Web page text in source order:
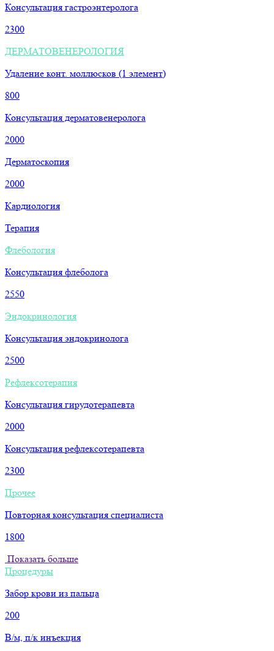
Консультация гастроэнтеролога
2300
ДЕРМАТОВЕНЕРОЛОГИЯ
Удаление конт. моллюсков (1 элемент)
800
Консультация дерматовенеролога
2000
Дерматоскопия
2000
Кардиология
Терапия
Флебология
Консультация флеболога
2550
Эндокринология
Консультация эндокринолога
2500
Рефлексотерапия
Консультация гирудотерапевта
2000
Консультация рефлексотерапевта
2300
Прочее
Повторная консультация специалиста
1800
Показать больше
Процедуры
Забор крови из пальца
200
В/м, п/к инъекция